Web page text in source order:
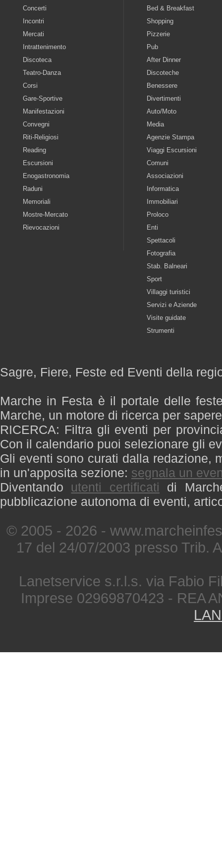
Concerti
Incontri
Mercati
Intrattenimento
Discoteca
Teatro-Danza
Corsi
Gare-Sportive
Manifestazioni
Convegni
Riti-Religiosi
Reading
Escursioni
Enogastronomia
Raduni
Memoriali
Mostre-Mercato
Rievocazioni
Bed & Breakfast
Shopping
Pizzerie
Pub
After Dinner
Discoteche
Benessere
Divertimenti
Auto/Moto
Media
Agenzie Stampa
Viaggi Escursioni
Comuni
Associazioni
Informatica
Immobiliari
Proloco
Enti
Spettacoli
Fotografia
Stab. Balneari
Sport
Villaggi turistici
Servizi e Aziende
Visite guidate
Strumenti
Sagre, Fiere, Feste ed Eventi della
Marche in Festa è il portale delle
Marche, un motore di ricerca per
RICERCA: Filtra gli eventi per
Con il calendario puoi selezionare gli
Gli eventi sono curati dalla redazione,
in un'apposita sezione: segnala un
Diventando utenti certificati di
pubblicazione autonoma di eventi,
© 2005 - 2026 -
17 del 24/07/2003 presso Trib.
Lanetservice s.r.l.s. via Fabio
Imprese 02969870423 - REA